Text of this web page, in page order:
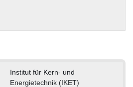
Institut für Kern- und
Energietechnik (IKET)